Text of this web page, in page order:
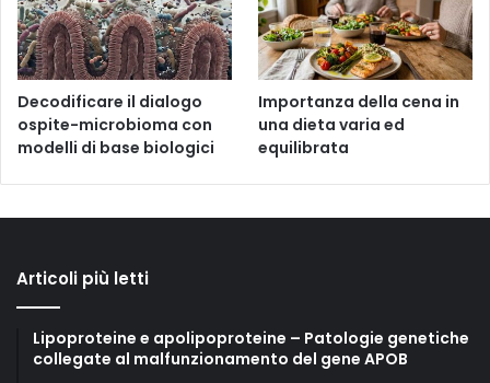
Decodificare il dialogo
ospite-microbioma con
modelli di base biologici
Importanza della cena in
una dieta varia ed
equilibrata
Articoli più letti
Lipoproteine e apolipoproteine – Patologie genetiche
collegate al malfunzionamento del gene APOB